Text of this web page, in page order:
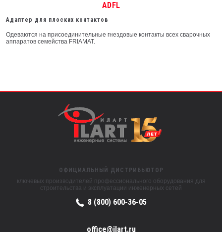
ADFL
Адаптер для плоских контактов
Одеваются на присоединительные гнездовые контакты всех сварочных
аппаратов семейства FRIAMAT.
ОФИЦИАЛЬНЫЙ ДИСТРИБЬЮТОР
ключевых производителей профессионального оборудования для
строительства и эксплуатации инженерных сетей
8 (800) 600-36-05
office@ilart.ru